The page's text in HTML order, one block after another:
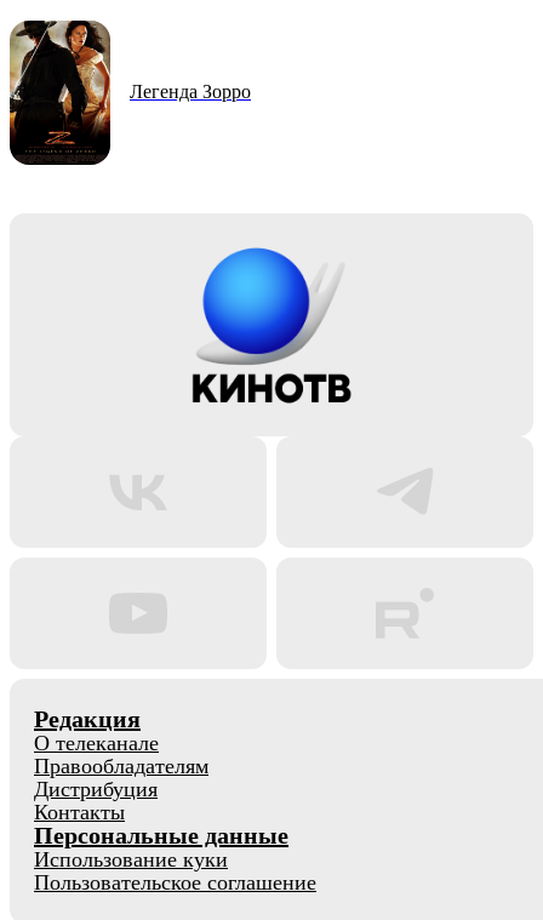
Легенда Зорро
Редакция
О телеканале
Правообладателям
Дистрибуция
Контакты
Персональные данные
Использование куки
Пользовательское соглашение